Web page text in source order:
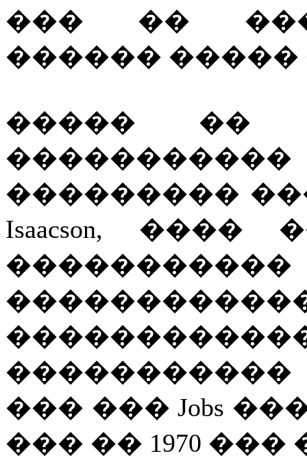
��� ��
������ �����
����� ��
���������
Isaacson,
�����������
��� ��� Jobs
��� �� 1970 ���